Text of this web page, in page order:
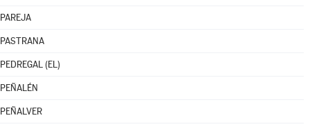
PAREJA
PASTRANA
PEDREGAL (EL)
PEÑALÉN
PEÑALVER